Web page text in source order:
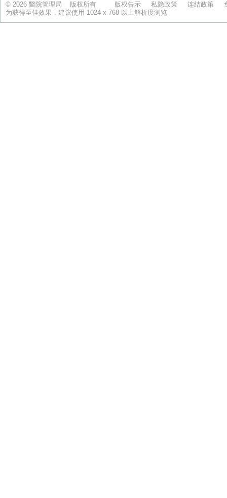
© 2026 醫院管理局 版权所有 版权告示 私隐政策 连结政策
为获得至佳效果，建议使用 1024 x 768 以上解析度浏览